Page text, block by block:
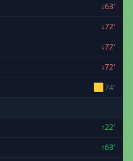
↓63'
↓72'
↓72'
↓72'
🟨74'
↑22'
↑63'